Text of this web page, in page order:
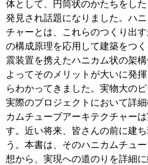
体として、円筒状のかたちをし
発見され話題になりました。ハ
チャーとは、これらのつくり出
の構成原理を応用して建築をつ
震装置を携えたハニカム状の架
よってそのメリットが大いに発
らわかってきました。実物大の
実際のプロジェクトにおいて詳
カムチューブアーキテクチャー
す。近い将来、皆さんの前に建
う。本書は、そのハニカムチュ
想から、実現への道のりを詳細